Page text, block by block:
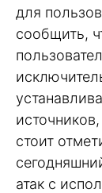
для
сообщить,
стоит
атак с